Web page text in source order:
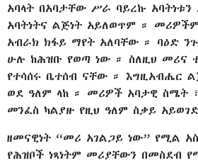
አባላት በአባታቸው ሥራ ባይረኩ
አባትነትና ልጅነት አይለወጥም ።
አብራክ ክፋይ ማየት አለባቸው ። ባዕድ
ሁሉ ከሕዝቡ የወጣ ነው ። ስለዚህ መሪና
የተሳሰሩ ቤተሰብ ናቸው ። እግዚአብሔር
ወደ ዓለም ላከ ። መሪዎች አባታዊ ስሜት
መንፈስ ካልያዙ የዚህ ዓለም ስቃይ
ዘመናዊነት “መሪ አገልጋይ ነው” የሚል
የሕዝቦች ነጻነትም መሪያቸውን በመስደብ